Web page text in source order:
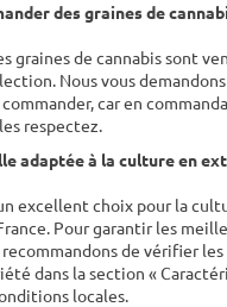
des graines de
graines de cannabis sont
Nous vous
car en
respectez.
adaptée à la culture en
excellent choix pour la
Pour garantir les
recommandons de vérifier
dans la section «
locales.